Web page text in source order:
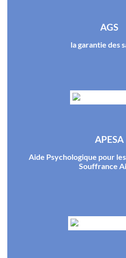
AGS
la garantie des
APESA
Aide Psychologique pour
Souffrance